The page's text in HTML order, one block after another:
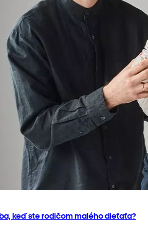
keď ste rodičom malého dieťaťa?